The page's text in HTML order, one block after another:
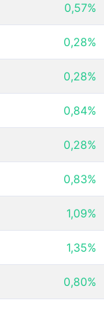
0,57%
0,28%
0,28%
0,84%
0,28%
0,83%
1,09%
1,35%
0,80%